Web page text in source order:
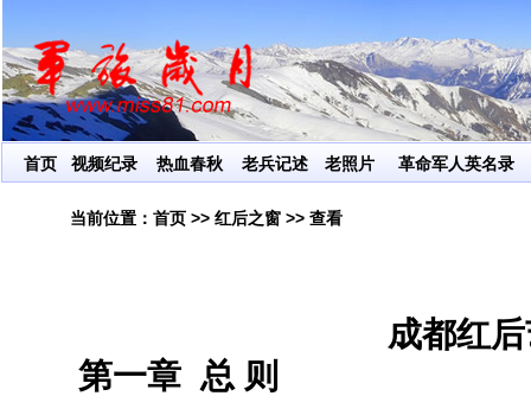
让红色
首页 视频纪录 热血春秋 老兵记述 老照片 革命军人英名录
当前位置： 首页 >> 红后之窗 >> 查看
成都红
第一章 总 则